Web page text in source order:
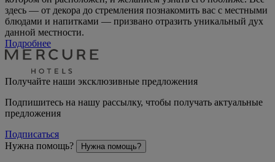
здесь — от декора до стремления познакомить вас с местными
блюдами и напитками — призвано отразить уникальный дух
данной местности.
Подробнее
Получайте наши эксклюзивные предложения
Подпишитесь на нашу рассылку, чтобы получать актуальные
предложения
Подписаться
Нужна помощь?
Нужна помощь?